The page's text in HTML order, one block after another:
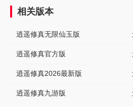
相关版本
逍遥修真无限仙玉版
逍遥修真官方版
逍遥修真2026最新版
逍遥修真九游版